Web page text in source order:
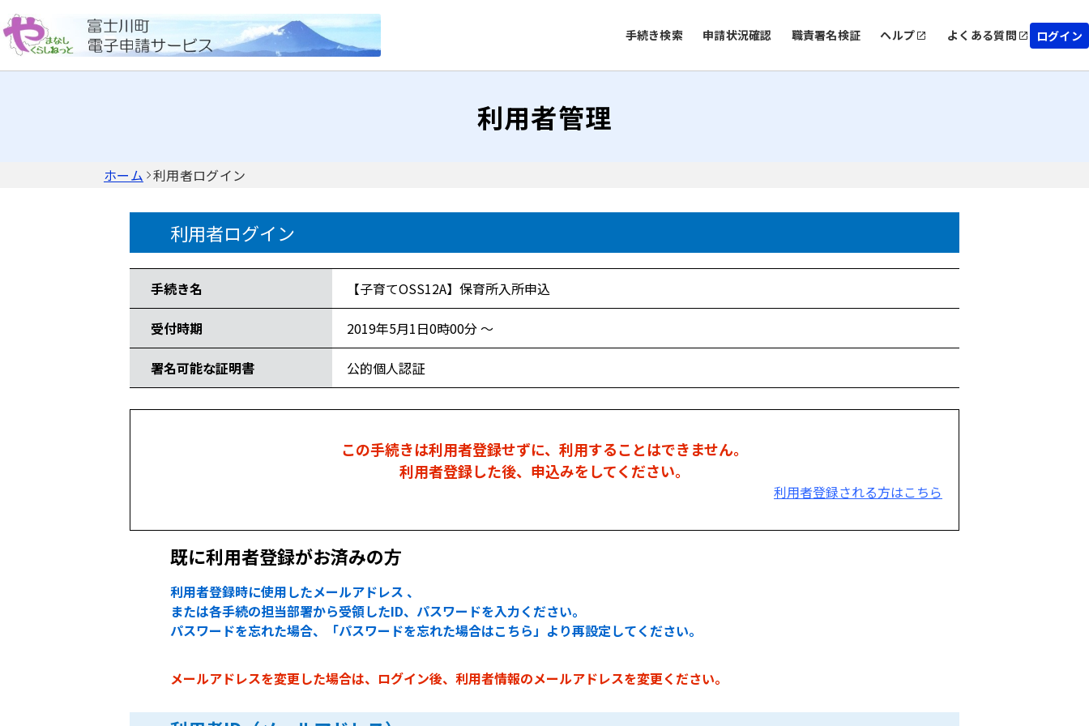
手続き検索 申請状況確認 職責署名検証 ヘルプ よくある質問 ログイン
利用者管理
ホーム 利用者ログイン
利用者ログイン
手続き名 【子育てOSS12A】保育所入所申込
受付時期 2019年5月1日0時00分 ～
署名可能な証明書 公的個人認証
この手続きは利用者登録せずに、利用することはできません。
利用者登録した後、申込みをしてください。
利用者登録される方はこちら
既に利用者登録がお済みの方
利用者登録時に使用したメールアドレス 、
または各手続の担当部署から受領したID、パスワードを入力ください。
パスワードを忘れた場合、「パスワードを忘れた場合はこちら」より再設定してください。
メールアドレスを変更した場合は、ログイン後、利用者情報のメールアドレスを変更ください。